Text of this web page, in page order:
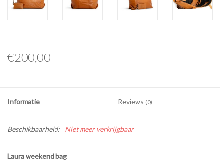
€200,00
Informatie Reviews (0)
Beschikbaarheid: Niet meer verkrijgbaar
Laura weekend bag